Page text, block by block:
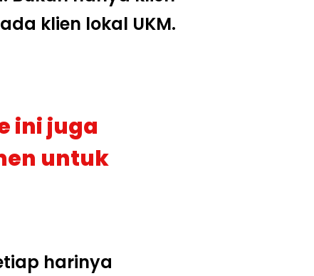
klien lokal UKM.
ini juga
untuk
harinya